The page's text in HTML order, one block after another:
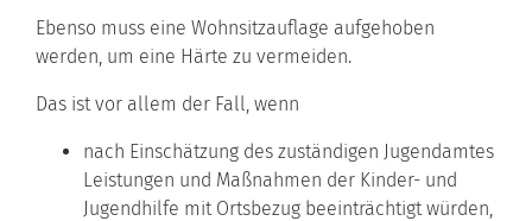
Ebenso muss eine Wohnsitzauflage aufgehoben
werden, um eine Härte zu vermeiden.
Das ist vor allem der Fall, wenn
nach Einschätzung des zuständigen Jugendamtes
Leistungen und Maßnahmen der Kinder- und
Jugendhilfe mit Ortsbezug beeinträchtigt würden,